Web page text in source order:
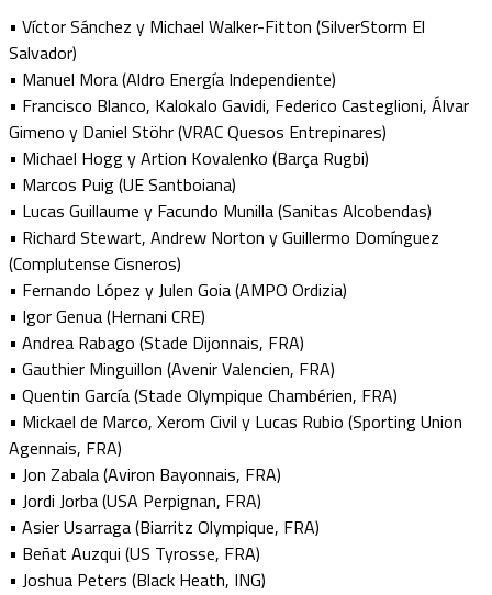
• Víctor Sánchez y Michael Walker-Fitton (SilverStorm El
Salvador)
• Manuel Mora (Aldro Energía Independiente)
• Francisco Blanco, Kalokalo Gavidi, Federico Casteglioni, Álvar
Gimeno y Daniel Stöhr (VRAC Quesos Entrepinares)
• Michael Hogg y Artion Kovalenko (Barça Rugbi)
• Marcos Puig (UE Santboiana)
• Lucas Guillaume y Facundo Munilla (Sanitas Alcobendas)
• Richard Stewart, Andrew Norton y Guillermo Domínguez
(Complutense Cisneros)
• Fernando López y Julen Goia (AMPO Ordizia)
• Igor Genua (Hernani CRE)
• Andrea Rabago (Stade Dijonnais, FRA)
• Gauthier Minguillon (Avenir Valencien, FRA)
• Quentin García (Stade Olympique Chambérien, FRA)
• Mickael de Marco, Xerom Civil y Lucas Rubio (Sporting Union
Agennais, FRA)
• Jon Zabala (Aviron Bayonnais, FRA)
• Jordi Jorba (USA Perpignan, FRA)
• Asier Usarraga (Biarritz Olympique, FRA)
• Beñat Auzqui (US Tyrosse, FRA)
• Joshua Peters (Black Heath, ING)